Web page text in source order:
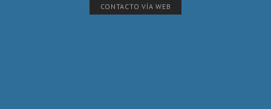
CONTACTO VÍA WEB